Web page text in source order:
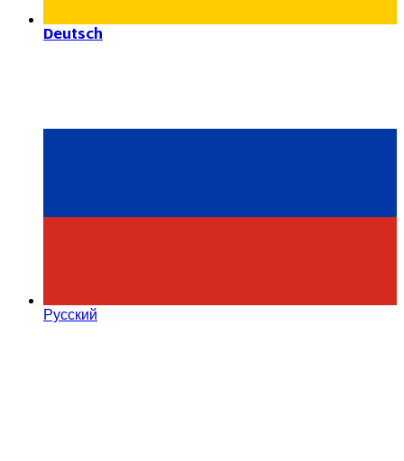
Deutsch
Русский